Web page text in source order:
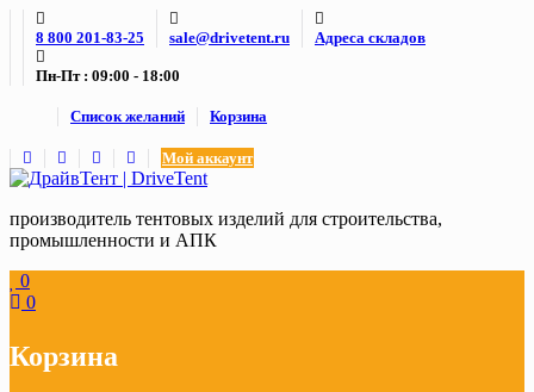
Skip
content
8 800 201-83-25 sale@drivetent.ru Адреса складов
Пн-Пт : 09:00 - 18:00
Список желаний Корзина
Мой аккаунт
производитель тентовых изделий для строительства,
промышленности и АПК
0
0
Корзина